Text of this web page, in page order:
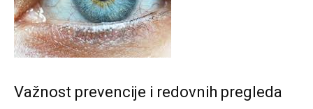
Važnost prevencije i redovnih pregleda